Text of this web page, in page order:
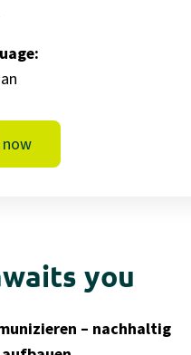
you
– nachhaltig